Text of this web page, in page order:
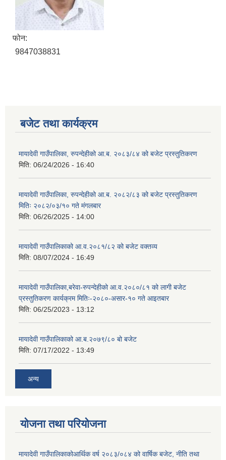
फोन:
9847038831
बजेट तथा कार्यक्रम
मायादेवी गाउँपालिका, रुपन्देहीको आ.ब. २०८३/८४ को बजेट प्रस्तुतिकरण
मिति: 06/24/2026 - 16:40
मायादेवी गाउँपालिका, रुपन्देहीको आ.ब. २०८२/८३ को बजेट प्रस्तुतिकरण
मितिः २०८२/०३/१० गते मंगलबार
मिति: 06/26/2025 - 14:00
मायादेवी गाउँपालिकाको आ.व.२०८१/८२ को बजेट वक्तव्य
मिति: 08/07/2024 - 16:49
मायादेवी गाउँपालिका,बरेवा-रुपन्देहीको आ.व.२०८०/८१ को लागी बजेट
प्रस्तुतिकरण कार्यक्रम मितिः-२०८०-असार-१० गते आइतबार
मिति: 06/25/2023 - 13:12
मायादेवी गाउँपालिकाको आ.ब.२०७९/८० बो बजेट
मिति: 07/17/2022 - 13:49
अन्य
योजना तथा परियोजना
मायादेवी गाउँपालिकाकोआर्थिक वर्ष २०८३/०८४ को वार्षिक बजेट, नीति तथा